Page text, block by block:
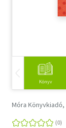
Tankönyv,
Történelem
Könyv
Móra Könyvkiadó,